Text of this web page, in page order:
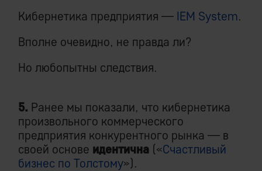
Кибернетика предприятия — IEM System.
Вполне очевидно, не правда ли?
Но любопытны следствия.
5. Ранее мы показали, что кибернетика
произвольного коммерческого
предприятия конкурентного рынка — в
своей основе идентична («Счастливый
бизнес по Толстому»).